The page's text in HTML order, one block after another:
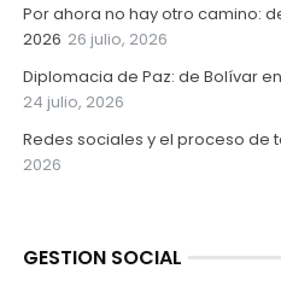
Por ahora no hay otro camino:
2026 26 julio, 2026
Diplomacia de Paz: de Bolívar
24 julio, 2026
Redes sociales y el proceso de
2026
GESTION SOCIAL